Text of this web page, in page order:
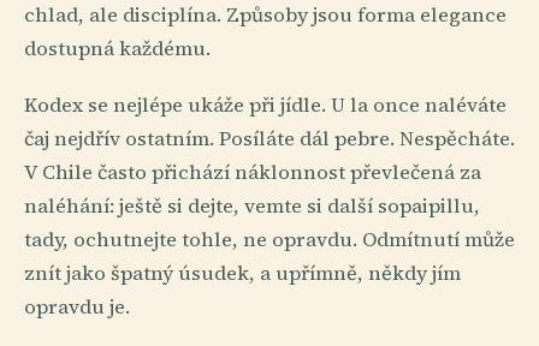
chlad, ale disciplína. Způsoby jsou forma elegance
dostupná každému.
Kodex se nejlépe ukáže při jídle. U la once naléváte
čaj nejdřív ostatním. Posíláte dál pebre. Nespěcháte.
V Chile často přichází náklonnost převlečená za
naléhání: ještě si dejte, vemte si další sopaipillu,
tady, ochutnejte tohle, ne opravdu. Odmítnutí může
znít jako špatný úsudek, a upřímně, někdy jím
opravdu je.